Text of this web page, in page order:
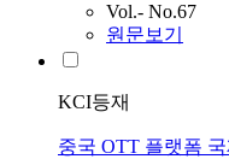
Vol.- No.67
원문보기
KCI등재
중국 OTT 플랫폼